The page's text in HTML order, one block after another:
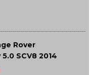
Rover
SCV8 2014